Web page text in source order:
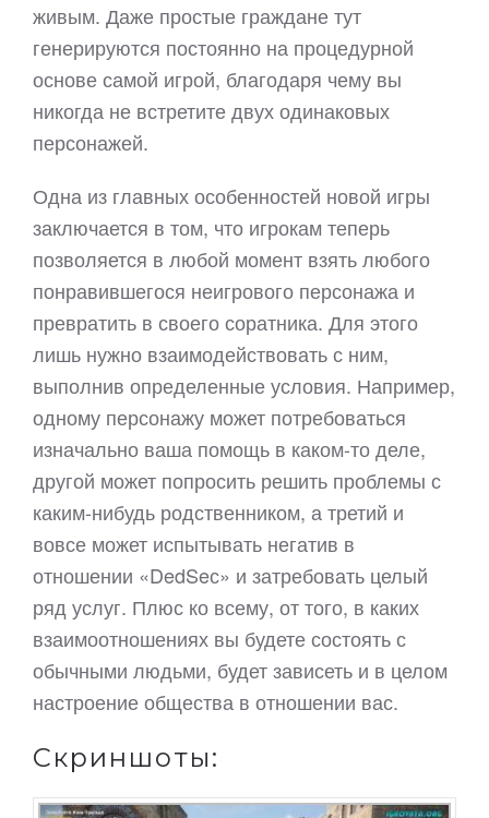
живым. Даже простые граждане тут
генерируются постоянно на процедурной
основе самой игрой, благодаря чему вы
никогда не встретите двух одинаковых
персонажей.
Одна из главных особенностей новой игры
заключается в том, что игрокам теперь
позволяется в любой момент взять любого
понравившегося неигрового персонажа и
превратить в своего соратника. Для этого
лишь нужно взаимодействовать с ним,
выполнив определенные условия. Например,
одному персонажу может потребоваться
изначально ваша помощь в каком-то деле,
другой может попросить решить проблемы с
каким-нибудь родственником, а третий и
вовсе может испытывать негатив в
отношении «DedSeс» и затребовать целый
ряд услуг. Плюс ко всему, от того, в каких
взаимоотношениях вы будете состоять с
обычными людьми, будет зависеть и в целом
настроение общества в отношении вас.
Скриншоты: